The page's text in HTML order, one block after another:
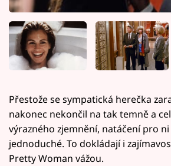
Přestože se sympatická herečka
nakonec nekončil na tak temně a
výrazného zjemnění, natáčení pro
jednoduché. To dokládají i
Pretty Woman vážou.